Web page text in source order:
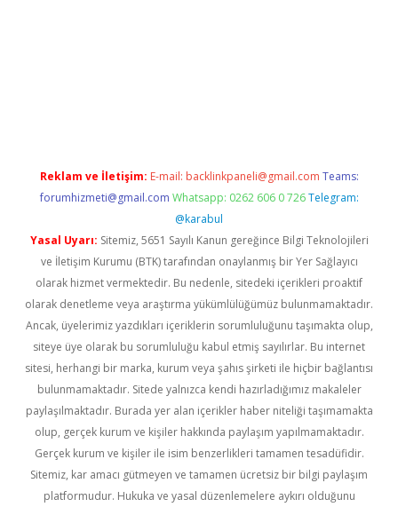
Reklam ve İletişim: E-mail: backlinkpaneli@gmail.com Teams:
forumhizmeti@gmail.com Whatsapp: 0262 606 0 726 Telegram:
@karabul
Yasal Uyarı: Sitemiz, 5651 Sayılı Kanun gereğince Bilgi Teknolojileri
ve İletişim Kurumu (BTK) tarafından onaylanmış bir Yer Sağlayıcı
olarak hizmet vermektedir. Bu nedenle, sitedeki içerikleri proaktif
olarak denetleme veya araştırma yükümlülüğümüz bulunmamaktadır.
Ancak, üyelerimiz yazdıkları içeriklerin sorumluluğunu taşımakta olup,
siteye üye olarak bu sorumluluğu kabul etmiş sayılırlar. Bu internet
sitesi, herhangi bir marka, kurum veya şahıs şirketi ile hiçbir bağlantısı
bulunmamaktadır. Sitede yalnızca kendi hazırladığımız makaleler
paylaşılmaktadır. Burada yer alan içerikler haber niteliği taşımamakta
olup, gerçek kurum ve kişiler hakkında paylaşım yapılmamaktadır.
Gerçek kurum ve kişiler ile isim benzerlikleri tamamen tesadüfidir.
Sitemiz, kar amacı gütmeyen ve tamamen ücretsiz bir bilgi paylaşım
platformudur. Hukuka ve yasal düzenlemelere aykırı olduğunu